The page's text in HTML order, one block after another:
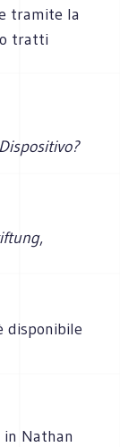
tramite la
tratti
,
disponibile
Nathan